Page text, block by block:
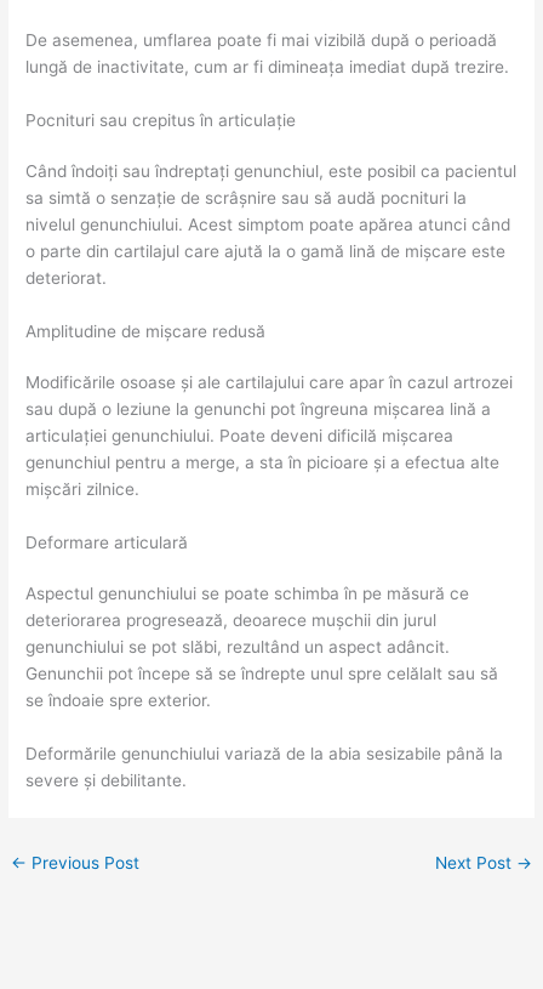
De asemenea, umflarea poate fi mai vizibilă după o perioadă
lungă de inactivitate, cum ar fi dimineața imediat după trezire.
Pocnituri sau crepitus în articulație
Când îndoiți sau îndreptați genunchiul, este posibil ca pacientul
sa simtă o senzație de scrâșnire sau să audă pocnituri la
nivelul genunchiului. Acest simptom poate apărea atunci când
o parte din cartilajul care ajută la o gamă lină de mișcare este
deteriorat.
Amplitudine de mișcare redusă
Modificările osoase și ale cartilajului care apar în cazul artrozei
sau după o leziune la genunchi pot îngreuna mișcarea lină a
articulației genunchiului. Poate deveni dificilă mișcarea
genunchiul pentru a merge, a sta în picioare și a efectua alte
mișcări zilnice.
Deformare articulară
Aspectul genunchiului se poate schimba în pe măsură ce
deteriorarea progresează, deoarece mușchii din jurul
genunchiului se pot slăbi, rezultând un aspect adâncit.
Genunchii pot începe să se îndrepte unul spre celălalt sau să
se îndoaie spre exterior.
Deformările genunchiului variază de la abia sesizabile până la
severe și debilitante.
← Previous Post Next Post →